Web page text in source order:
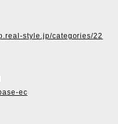
style.jp/categories/22
ec